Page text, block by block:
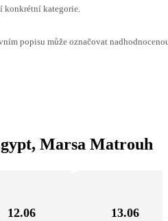
konkrétní kategorie.
popisu může označovat
Marsa Matrouh
12.06 13.06